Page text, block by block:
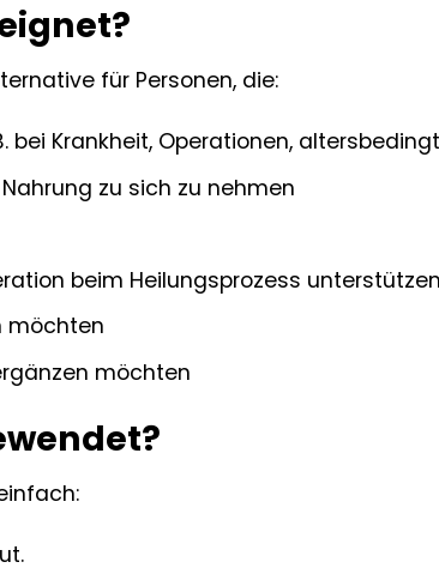
für Personen, die:
bei Krankheit, Operationen,
zu sich zu nehmen
beim Heilungsprozess
möchten
möchten